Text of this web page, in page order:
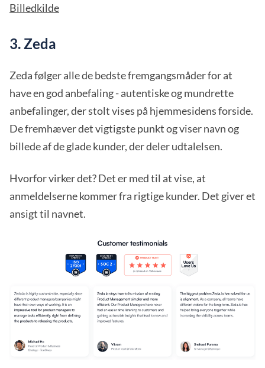
Billedkilde
3. Zeda
Zeda følger alle de bedste fremgangsmåder for at
have en god anbefaling - autentiske og mundrette
anbefalinger, der stolt vises på hjemmesidens forside.
De fremhæver det vigtigste punkt og viser navn og
billede af de glade kunder, der deler udtalelsen.
Hvorfor virker det? Det er med til at vise, at
anmeldelserne kommer fra rigtige kunder. Det giver et
ansigt til navnet.